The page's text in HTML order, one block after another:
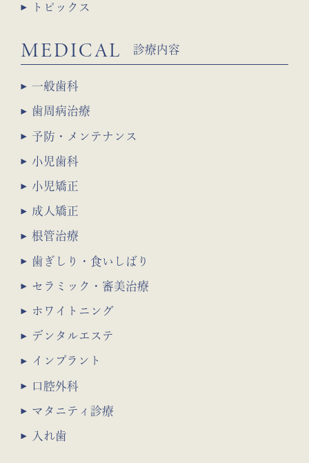
トピックス
MEDICAL 診療内容
一般歯科
セラミック・審美治療
歯周病治療
ホワイトニング
予防・メンテナンス
デンタルエステ
小児歯科
インプラント
小児矯正
口腔外科
成人矯正
マタニティ診療
根管治療
入れ歯
歯ぎしり・食いしばり